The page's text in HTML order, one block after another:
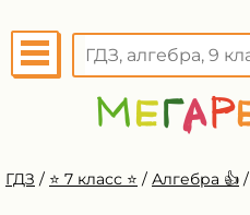
ГДЗ / ⭐️ 7 класс ⭐️ / Алгебра 👍 /